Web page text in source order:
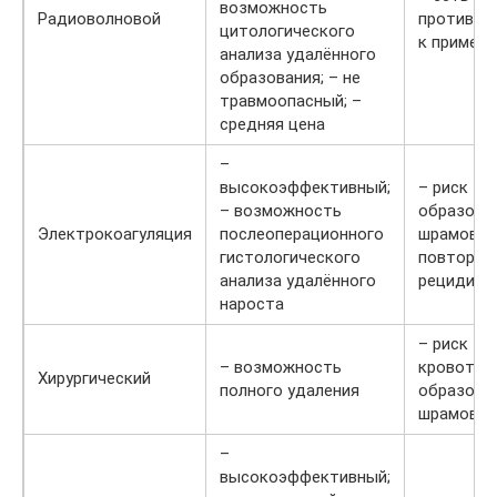
Радиоволновой
возможность
цитологического
анализа удалённого
образования; – не
травмоопасный; –
средняя цена
к
Электрокоагуляция
–
высокоэффективный;
– возможность
послеоперационного
гистологического
анализа удалённого
нароста
– риск
шрамов и
Хирургический
– возможность
полного удаления
– риск
шрамов
–
высокоэффективный;